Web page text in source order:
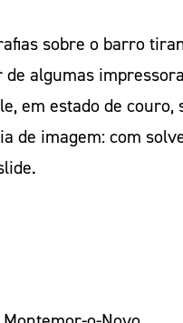
sobre o barro
algumas
em estado de couro,
de imagem: com